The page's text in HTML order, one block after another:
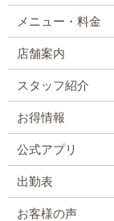
メニュー・料金
店舗案内
スタッフ紹介
お得情報
公式アプリ
出勤表
お客様の声